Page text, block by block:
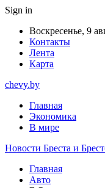
Sign in
Воскресенье, 9
Контакты
Лента
Карта
chevy.by
Главная
Экономика
В мире
Новости Бреста и
Главная
Авто